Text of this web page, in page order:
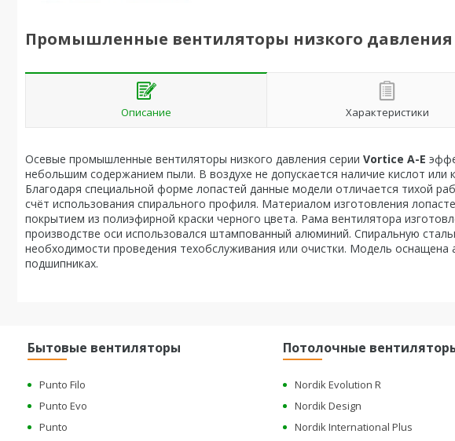
Промышленные вентиляторы низкого давления
Описание Характеристики
Осевые промышленные вентиляторы низкого давления серии Vortice А-Е
небольшим содержанием пыли. В воздухе не допускается наличие кислот или
Благодаря специальной форме лопастей данные модели отличается тихой
счёт использования спирального профиля. Материалом изготовления
покрытием из полиэфирной краски черного цвета. Рама вентилятора
производстве оси использовался штампованный алюминий. Спиральную
необходимости проведения техобслуживания или очистки. Модель
подшипниках.
Бытовые вентиляторы
Punto Filo
Punto Evo
Punto
Потолочные
Nordik Evolution R
Nordik Design
Nordik International Plus